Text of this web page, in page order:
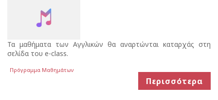
Τα μαθήματα των Αγγλικών θα αναρτώνται καταρχάς στη
σελίδα του e-class.
Πρόγραμμα Μαθημάτων
Περισσότερα